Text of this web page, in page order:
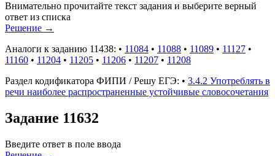
Внимательно прочитайте текст задания и выберите верный
ответ из списка
Решение →
Аналоги к заданию 11438: • 11084 • 11088 • 11089 • 11127 •
11160 • 11204 • 11205 • 11206 • 11207 • 11208
Раздел кодификатора ФИПИ / Решу ЕГЭ: • 3.4.2 Употреблять в
речи наиболее распространенные устойчивые словосочетания
Задание 11632
Введите ответ в поле ввода